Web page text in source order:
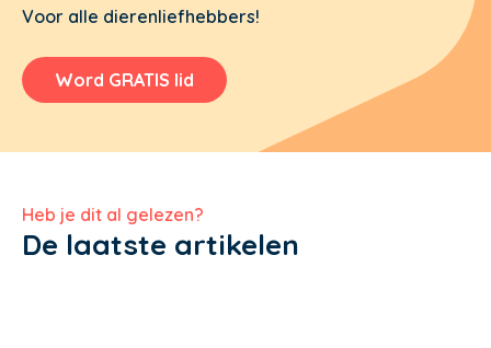
Voor alle dierenliefhebbers!
Word GRATIS lid
Heb je dit al gelezen?
De laatste artikelen